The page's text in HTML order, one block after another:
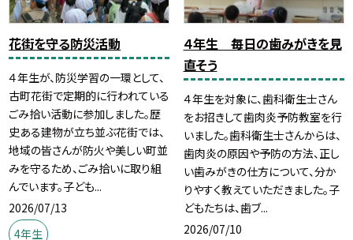
花街を守る防災活動
４年生が、防災学習の一環として、
古町花街で定期的に行われている
ごみ拾い活動に参加しました。歴
史ある建物が立ち並ぶ花街では、
地域の皆さんが防火や美しい町並
みを守るため、ごみ拾いに取り組
んでいます。子ども...
2026/07/13
4年生
４年生 毎日の歯みがきを見
直そう
４年生を対象に、歯科衛生士さん
をお招きして歯肉炎予防教室を行
いました。歯科衛生士さんからは、
歯肉炎の原因や予防の方法、正し
い歯みがきの仕方について、分か
りやすく教えていただきました。子
どもたちは、歯ブ...
2026/07/10